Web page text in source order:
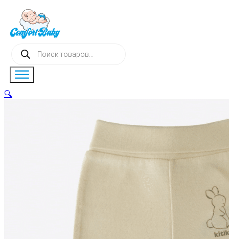
Поиск
товаров
🔍